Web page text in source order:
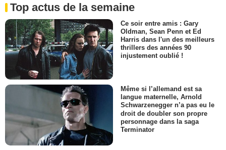
Top actus de la semaine
Ce soir entre amis : Gary
Oldman, Sean Penn et Ed
Harris dans l'un des meilleurs
thrillers des années 90
injustement oublié !
Même si l’allemand est sa
langue maternelle, Arnold
Schwarzenegger n’a pas eu le
droit de doubler son propre
personnage dans la saga
Terminator